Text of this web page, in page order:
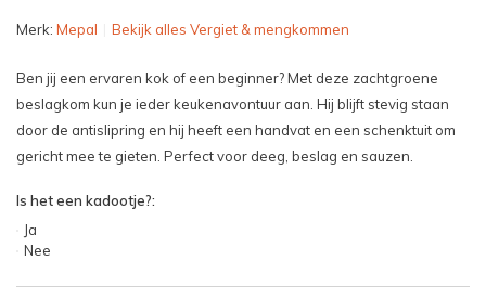
Merk: Mepal Bekijk alles Vergiet & mengkommen
Ben jij een ervaren kok of een beginner? Met deze zachtgroene
beslagkom kun je ieder keukenavontuur aan. Hij blijft stevig staan
door de antislipring en hij heeft een handvat en een schenktuit om
gericht mee te gieten. Perfect voor deeg, beslag en sauzen.
Is het een kadootje?:
Ja
Nee